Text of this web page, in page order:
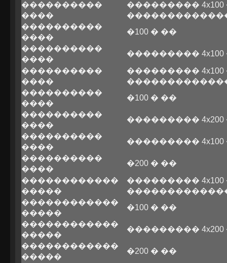
����������
����
��������� 4x100
����������
����
�100 � ��
����������
����
���������
����������
����
��������� 4x100
����������
����
�100 � ��
����������
����
���������
����������
����
���������
����������
����
�200 � ��
������������
�����
��������� 4x100
������������
�����
�100 � ��
������������
�����
���������
������������
�����
�200 � ��